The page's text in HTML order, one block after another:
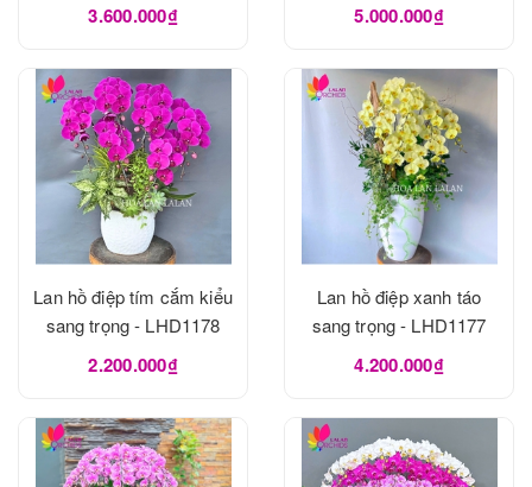
3.600.000₫ 5.000.000₫
Lan hồ điệp tím cắm kiểu
sang trọng - LHD1178
2.200.000₫
Lan hồ điệp xanh táo
sang trọng - LHD1177
4.200.000₫